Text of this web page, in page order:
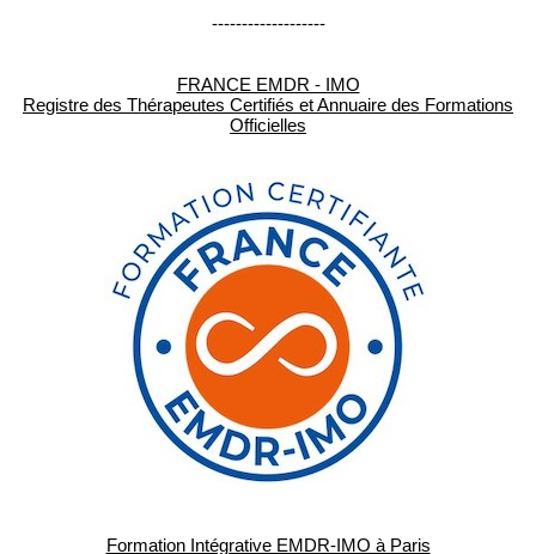
-------------------
FRANCE EMDR - IMO
Registre des Thérapeutes Certifiés et Annuaire des Formations
Officielles
Formation Intégrative EMDR-IMO à Paris